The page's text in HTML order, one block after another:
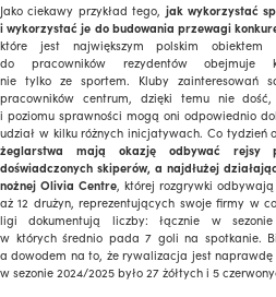
Jako ciekawy przykład tego, jak wykorzystać
i wykorzystać je do budowania przewagi
które jest największym polskim obiektem
do pracowników rezydentów obejmuje
nie tylko ze sportem. Kluby zainteresowań
pracowników centrum, dzięki temu nie
i poziomu sprawności mogą oni odpowiednio
udział w kilku różnych inicjatywach. Co tydzień
żeglarstwa mają okazję odbywać rejsy
doświadczonych skiperów, a najdłużej
nożnej Olivia Centre, której rozgrywki
aż 12 drużyn, reprezentujących swoje firmy w
ligi dokumentują liczby: łącznie w
w których średnio pada 7 goli na spotkanie.
a dowodem na to, że rywalizacja jest
w sezonie 2024/2025 było 27 żółtych i 5